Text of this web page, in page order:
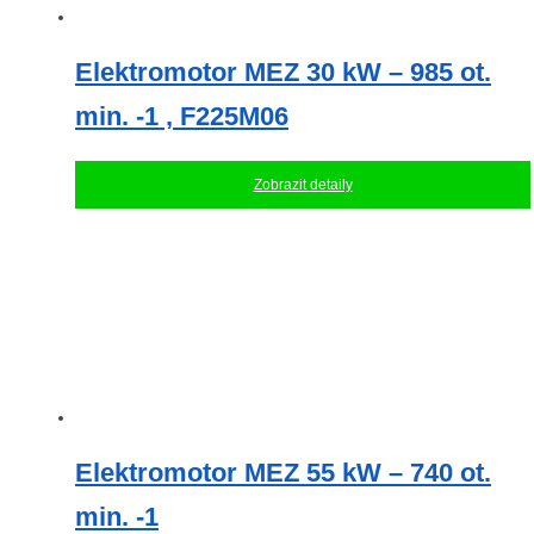
Elektromotor MEZ 30 kW – 985 ot.
min. -1 , F225M06
Zobrazit detaily
Elektromotor MEZ 55 kW – 740 ot.
min. -1